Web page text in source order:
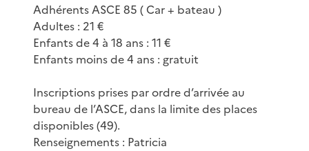
Adhérents ASCE 85 ( Car + bateau )
Adultes : 21 €
Enfants de 4 à 18 ans : 11 €
Enfants moins de 4 ans : gratuit
Inscriptions prises par ordre d’arrivée au
bureau de l’ASCE, dans la limite des places
disponibles (49).
Renseignements : Patricia